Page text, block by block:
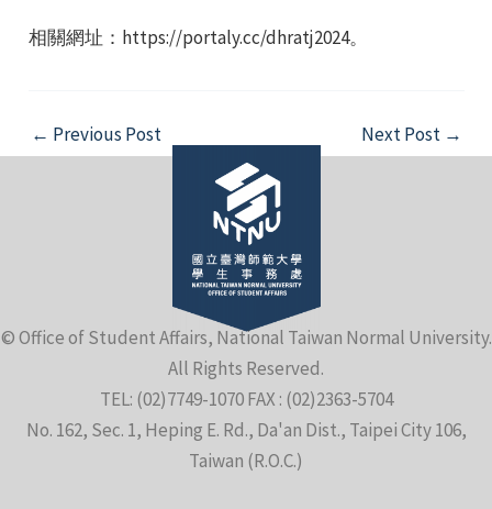
相關網址：https://portaly.cc/dhratj2024。
Post
navigation
← Previous Post Next Post →
© Office of Student Affairs, National Taiwan Normal University.
All Rights Reserved.
TEL: (02)7749-1070 FAX : (02)2363-5704
No. 162, Sec. 1, Heping E. Rd., Da'an Dist., Taipei City 106,
Taiwan (R.O.C.)